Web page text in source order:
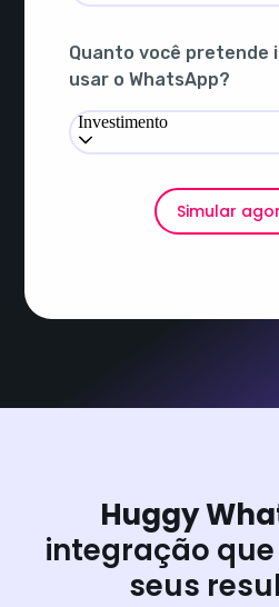
Quanto você pretende
usar o WhatsApp?
Investimento
Simular
Huggy
integração
seus